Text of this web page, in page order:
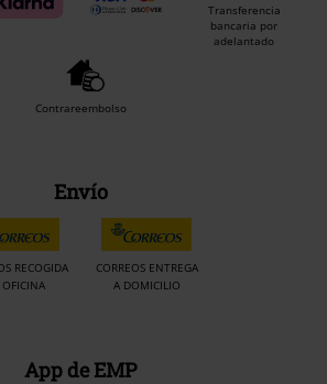
Transferencia
bancaria por
adelantado
Contrareembolso
Envío
RECOGIDA
CORREOS ENTREGA
A DOMICILIO
App de EMP